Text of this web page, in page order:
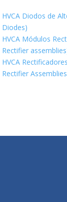
HVCA Diodos de
Diodes)
HVCA Módulos
Rectifier
HVCA
Rectifier